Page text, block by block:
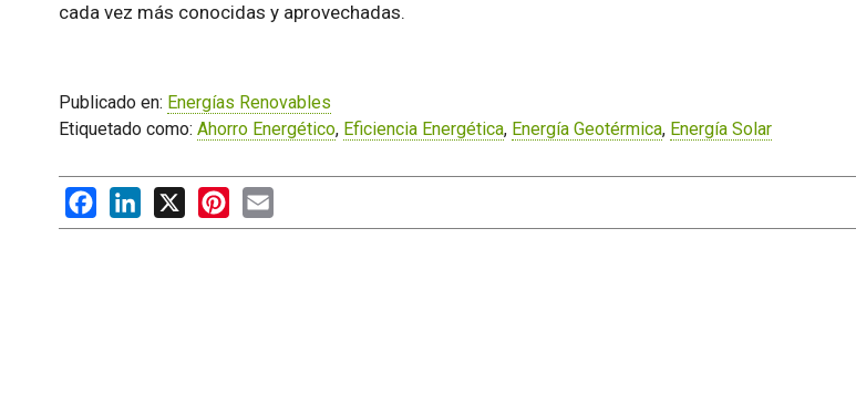
cada vez más conocidas y aprovechadas.
Publicado en: Energías Renovables
Etiquetado como: Ahorro Energético, Eficiencia Energética, Energía Geotérmica, Energía Solar
FacebookLinkedIn
X PinterestEmail